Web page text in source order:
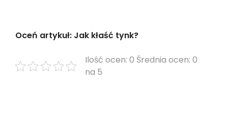
Oceń artykuł: Jak kłaść tynk?
Ilość ocen: 0 Średnia ocen: 0
na 5